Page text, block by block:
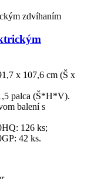
x 107,6 cm (Š x
palca (Š*H*V).
balení s
126 ks;
42 ks.